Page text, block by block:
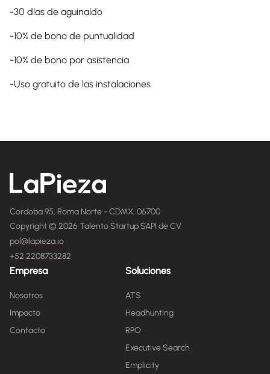
-30 días de aguinaldo
-10% de bono de puntualidad
-10% de bono por asistencia
-Uso gratuito de las instalaciones
Cordoba 95, Roma Norte - CDMX, 06700
Copyright © 2026 Talento Startup SAPI de CV
pol@lapieza.io
+52 2208733282
Empresa
Nosotros
Impacto
Contacto
Soluciones
ATS
Headhunting
RPO
Executive Search
Emplicity